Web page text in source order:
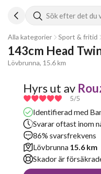
Sök efter det du
Alla kategorier Sport & fritid
143cm Head
Lövbrunna, 15.6 km
Hyrs ut av
5/5
Identifierad med
Svarar oftast inom
86% svarsfrekvens
Lövbrunna 15.6 km
Skador är